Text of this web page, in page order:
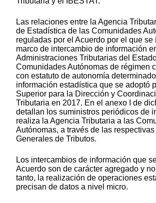
Las relaciones entre la Agencia
de Estadística de las Comunidades
reguladas por el Acuerdo por el que se
marco de intercambio de información
Administraciones Tributarias del
Comunidades Autónomas de régimen
con estatuto de autonomía
información estadística que se adoptó
Superior para la Dirección y
Tributaria en 2017. En el anexo I de
detallan los suministros periódicos de
realiza la Agencia Tributaria a las
Autónomas, a través de las
Generales de Tributos.
Los intercambios de información que
Acuerdo son de carácter agregado y
tanto, la realización de operaciones
precisan de datos a nivel micro.